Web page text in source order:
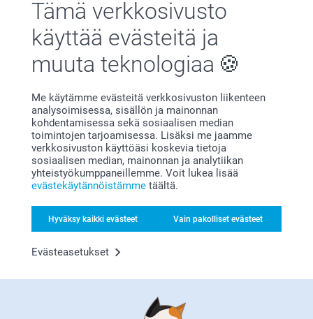
Tämä verkkosivusto
käyttää evästeitä ja
muuta teknologiaa
Me käytämme evästeitä verkkosivuston liikenteen
analysoimisessa, sisällön ja mainonnan
kohdentamisessa sekä sosiaalisen median
toimintojen tarjoamisessa. Lisäksi me jaamme
verkkosivuston käyttöäsi koskevia tietoja
sosiaalisen median, mainonnan ja analytiikan
yhteistyökumppaneillemme. Voit lukea lisää
evästekäytännöistämme täältä.
Hyväksy kaikki evästeet Vain pakolliset evästeet
Evästeasetukset
Toivottavasti näemme pian taas smartphoto.fi -
osoitteessa.
Lämpimin kiitoksin,
Johanna, Smartphoto
Pöytäkalenteri
kierresidoksella
2 mallia
Alkaen 14,95
Perhekalenteri
29,95
(36 arvostelut)
Canvas-taulu
Yli 10 mallia
Alkaen 22,95
(175 arvostelut)
Muki
7 mallia
Alkaen 10,95
(388 arvostelut)
Vinkkejä ja niksejä
syntymäpäiväkalentereihimme
liittyen
Syntymäpäivät pysyvästi yhdessä